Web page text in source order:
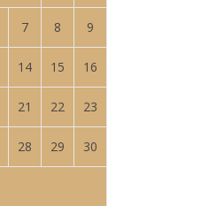
7 8 9
14 15 16
21 22 23
28 29 30